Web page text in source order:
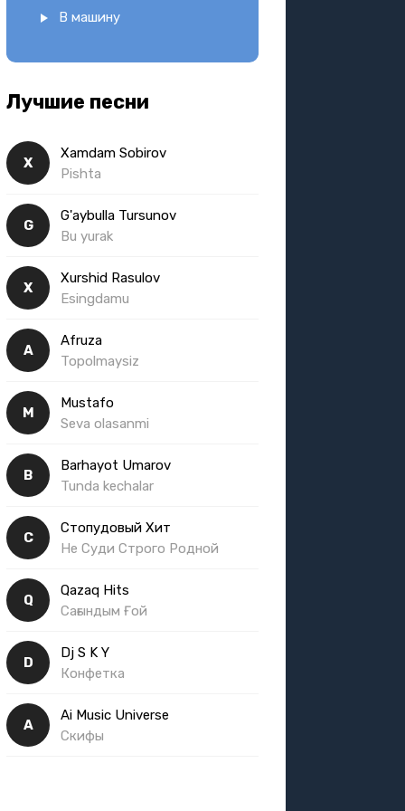
В машину
Лучшие песни
X
Xamdam Sobirov
Pishta
G
G'aybulla Tursunov
Bu yurak
X
Xurshid Rasulov
Esingdamu
A
Afruza
Topolmaysiz
M
Mustafo
Seva olasanmi
B
Barhayot Umarov
Tunda kechalar
С
Стопудовый Хит
Не Суди Строго Родной
Q
Qazaq Hits
Сағындым Ғой
D
Dj S K Y
Конфетка
A
Ai Music Universe
Скифы